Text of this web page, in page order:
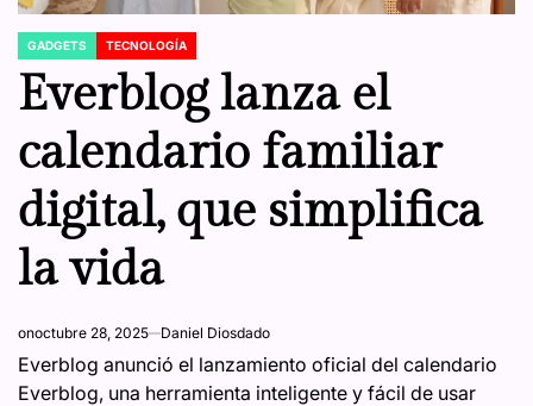
POSTED
IN
GADGETS TECNOLOGÍA
Everblog lanza el
calendario familiar
digital, que simplifica
la vida
onoctubre 28, 2025 Daniel Diosdado
Everblog anunció el lanzamiento oficial del calendario
Everblog, una herramienta inteligente y fácil de usar